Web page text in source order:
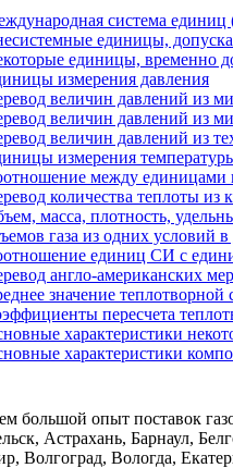
система
единицы,
единицы, временно
измерения давления
величин давлений из
величин давлений из
величин давлений из
измерения
между единицами
количества теплоты из
масса, плотность,
газа из одних условий в
единиц СИ с
англо-американских
значение
пересчета
характеристики
характеристики
большой опыт поставок
Астрахань, Барнаул,
Волгоград, Вологда,